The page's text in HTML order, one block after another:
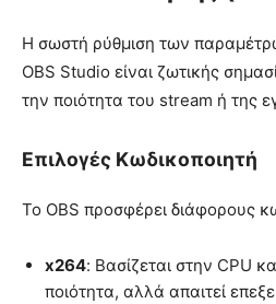
Η σωστή ρύθμιση των
OBS Studio είναι ζωτικής
την ποιότητα του stream ή της
Επιλογές Κωδικοποιητή
Το OBS προσφέρει διάφορους
x264: Βασίζεται στην CPU
ποιότητα, αλλά απαιτεί